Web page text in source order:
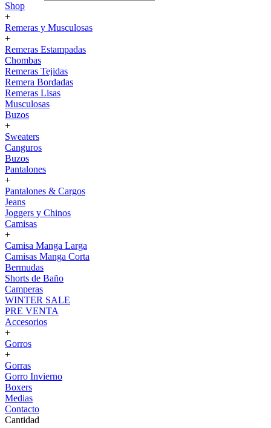
Shop
+
Remeras y Musculosas
+
Remeras Estampadas
Chombas
Remeras Tejidas
Remera Bordadas
Remeras Lisas
Musculosas
Buzos
+
Sweaters
Canguros
Buzos
Pantalones
+
Pantalones & Cargos
Jeans
Joggers y Chinos
Camisas
+
Camisa Manga Larga
Camisas Manga Corta
Bermudas
Shorts de Baño
Camperas
WINTER SALE
PRE VENTA
Accesorios
+
Gorros
+
Gorras
Gorro Invierno
Boxers
Medias
Contacto
Cantidad